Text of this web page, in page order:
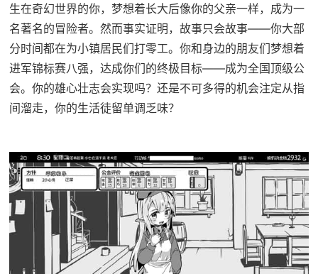
生在奇幻世界的你，梦想着长大后像你的父亲一样，成为一
名著名的冒险者。然而事实证明，故事只会故事——你大部
分时间都在为小镇居民们打零工。你和身边的朋友们梦想着
进军锦标赛八强，达成你们的终极目标——成为全国顶级公
会。你的雄心壮志会实现吗？还是不可多得的机会注定从指
间溜走，你的生活徒留单调乏味？